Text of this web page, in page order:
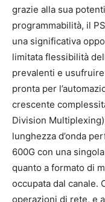
grazie alla sua
programmabilità, il
una significativa
limitata flessibilità
prevalenti e
pronta per
crescente
Division
lunghezza d’onda
600G con una
quanto a formato di
occupata dal canale.
operazioni di rete, e